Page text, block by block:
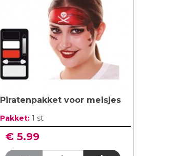
Piratenpakket voor meisjes
Pakket: 1 st
€ 5.99